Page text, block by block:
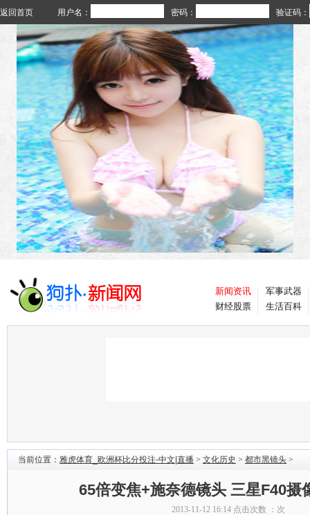
返回首页 用户名： 密码： 验证码：
新闻资讯
财经股票
军事武器
生活百科
当前位置： 雅虎体育_欧洲杯比分投注-中文|直播 > 文化历史 > 都市黑镜头 >
65倍变焦+施奈德镜头 三星F40摄
2013-11-12 16:14 点击次数 ： 次